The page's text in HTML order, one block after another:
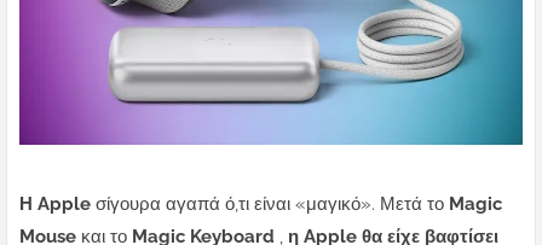
Η Apple σίγουρα αγαπά ό,τι είναι «μαγικό». Μετά το Magic
Mouse και το Magic Keyboard , η Apple θα είχε βαφτίσει